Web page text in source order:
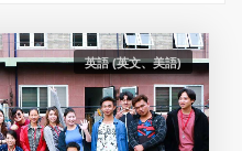
英語 (英文、美語)